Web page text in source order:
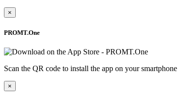
×
PROMT.One
Scan the QR code to install the app on your smartphone
×